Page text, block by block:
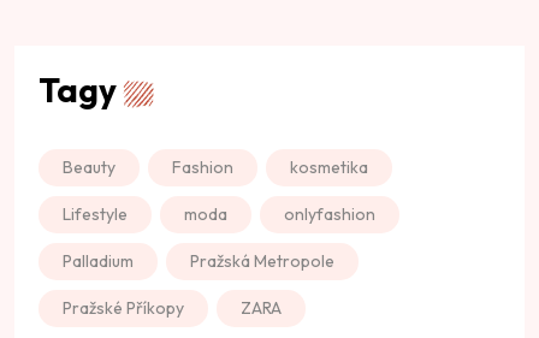
Tagy
Beauty Fashion kosmetika
Lifestyle moda onlyfashion
Palladium Pražská Metropole
Pražské Příkopy ZARA